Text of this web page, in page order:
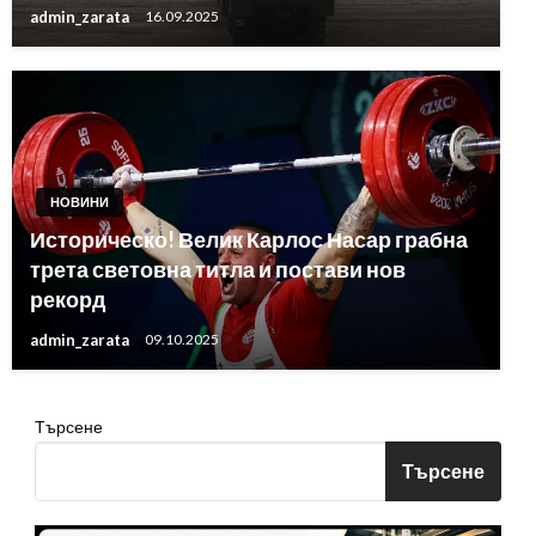
admin_zarata 16.09.2025
НОВИНИ
Историческо! Велик Карлос Насар грабна
трета световна титла и постави нов
рекорд
admin_zarata 09.10.2025
Търсене
Търсене